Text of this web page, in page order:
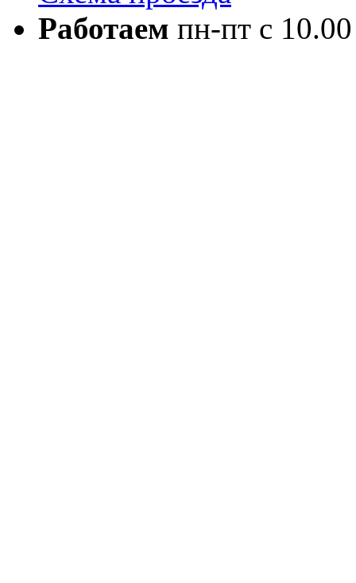
Работаем пн-пт с